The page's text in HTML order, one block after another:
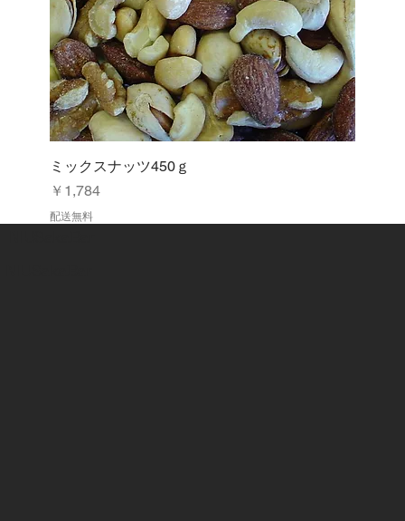
ミックスナッツ450ｇ
価格
￥1,784
配送無料